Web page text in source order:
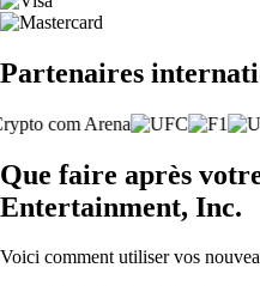
Partenaires
Que faire après
Entertainment, Inc.
Voici comment utiliser vos